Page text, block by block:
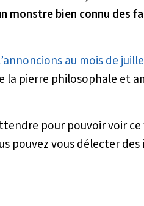
monstre bien connu des
au mois de
la pierre philosophale et
pour pouvoir voir
pouvez vous délecter des